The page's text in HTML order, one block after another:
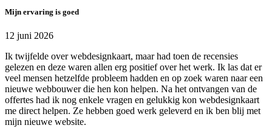
Mijn ervaring is goed
12 juni 2026
Ik twijfelde over webdesignkaart, maar had toen de recensies
gelezen en deze waren allen erg positief over het werk. Ik las dat er
veel mensen hetzelfde probleem hadden en op zoek waren naar een
nieuwe webbouwer die hen kon helpen. Na het ontvangen van de
offertes had ik nog enkele vragen en gelukkig kon webdesignkaart
me direct helpen. Ze hebben goed werk geleverd en ik ben blij met
mijn nieuwe website.